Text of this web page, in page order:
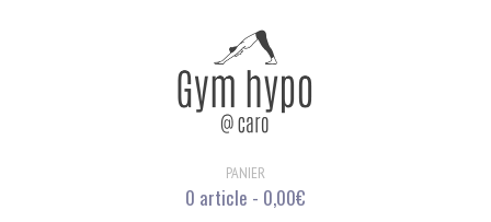
PANIER
0 article - 0,00€